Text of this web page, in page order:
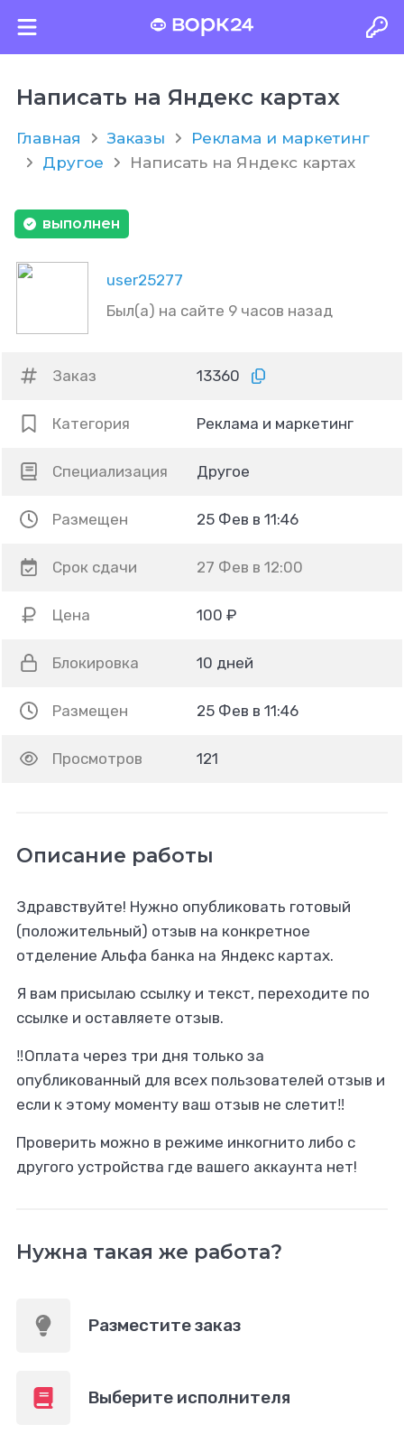
Написать на Яндекс картах
Главная Заказы
Реклама и маркетинг
Другое
Написать на Яндекс картах
user25277
Был(а) на сайте 9 часов назад
выполнен
Заказ 13360
Категория Реклама и маркетинг
Специализация Другое
Размещен 25 Фев в 11:46
Срок сдачи 27 Фев в 12:00
Цена 100 ₽
Блокировка 10 дней
Размещен 25 Фев в 11:46
Просмотров 121
Описание работы
Здравствуйте! Нужно опубликовать готовый
(положительный) отзыв на конкретное
отделение Альфа банка на Яндекс картах.
Я вам присылаю ссылку и текст, переходите по
ссылке и оставляете отзыв.
‼️Оплата через три дня только за
опубликованный для всех пользователей отзыв и
если к этому моменту ваш отзыв не слетит‼️
Проверить можно в режиме инкогнито либо с
другого устройства где вашего аккаунта нет!
Нужна такая же работа?
Разместите заказ
Выберите исполнителя